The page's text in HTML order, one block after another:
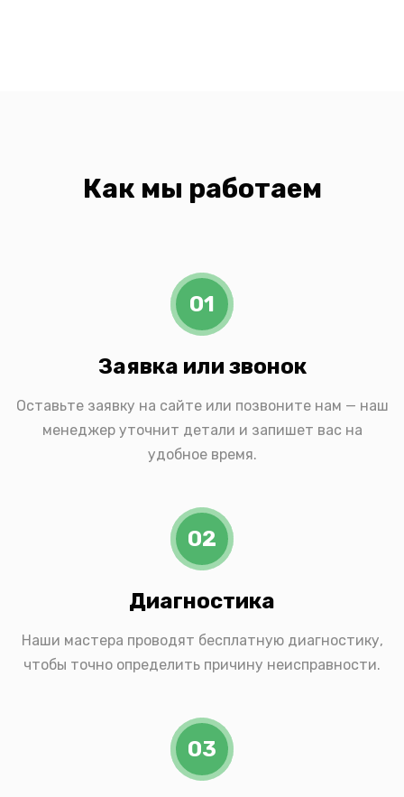
Как мы работаем
01
Заявка или звонок
Оставьте заявку на сайте или позвоните нам — наш
менеджер уточнит детали и запишет вас на
удобное время.
02
Диагностика
Наши мастера проводят бесплатную диагностику,
чтобы точно определить причину неисправности.
03